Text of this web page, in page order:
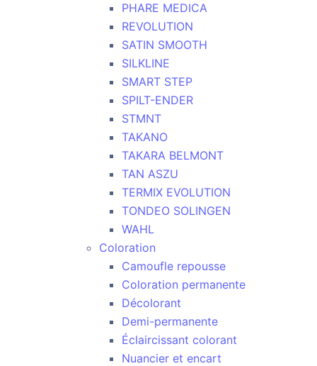
PHARE MEDICA
REVOLUTION
SATIN SMOOTH
SILKLINE
SMART STEP
SPILT-ENDER
STMNT
TAKANO
TAKARA BELMONT
TAN ASZU
TERMIX EVOLUTION
TONDEO SOLINGEN
WAHL
Coloration
Camoufle repousse
Coloration permanente
Décolorant
Demi-permanente
Éclaircissant colorant
Nuancier et encart